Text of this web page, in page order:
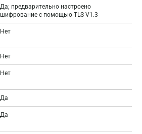
Да; предварительно настроено
шифрование с помощью TLS V1.3
Нет
Нет
Нет
Да
Да